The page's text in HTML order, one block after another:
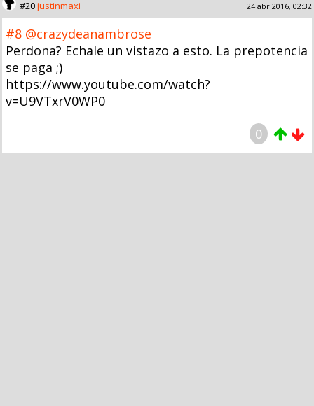
#20justinmaxi 24 abr 2016, 02:32
#8 @crazydeanambrose
Perdona? Echale un vistazo a esto. La prepotencia
se paga ;)
https://www.youtube.com/watch?
v=U9VTxrV0WP0
0